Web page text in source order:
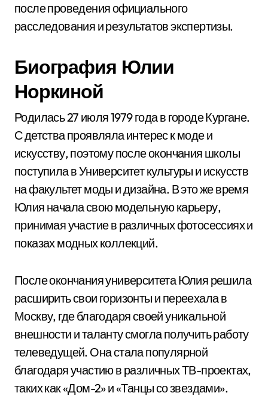
после проведения официального
расследования и результатов экспертизы.
Биография Юлии
Норкиной
Родилась 27 июля 1979 года в городе Кургане.
С детства проявляла интерес к моде и
искусству, поэтому после окончания школы
поступила в Университет культуры и искусств
на факультет моды и дизайна. В это же время
Юлия начала свою модельную карьеру,
принимая участие в различных фотосессиях и
показах модных коллекций.
После окончания университета Юлия решила
расширить свои горизонты и переехала в
Москву, где благодаря своей уникальной
внешности и таланту смогла получить работу
телеведущей. Она стала популярной
благодаря участию в различных ТВ-проектах,
таких как «Дом-2» и «Танцы со звездами».